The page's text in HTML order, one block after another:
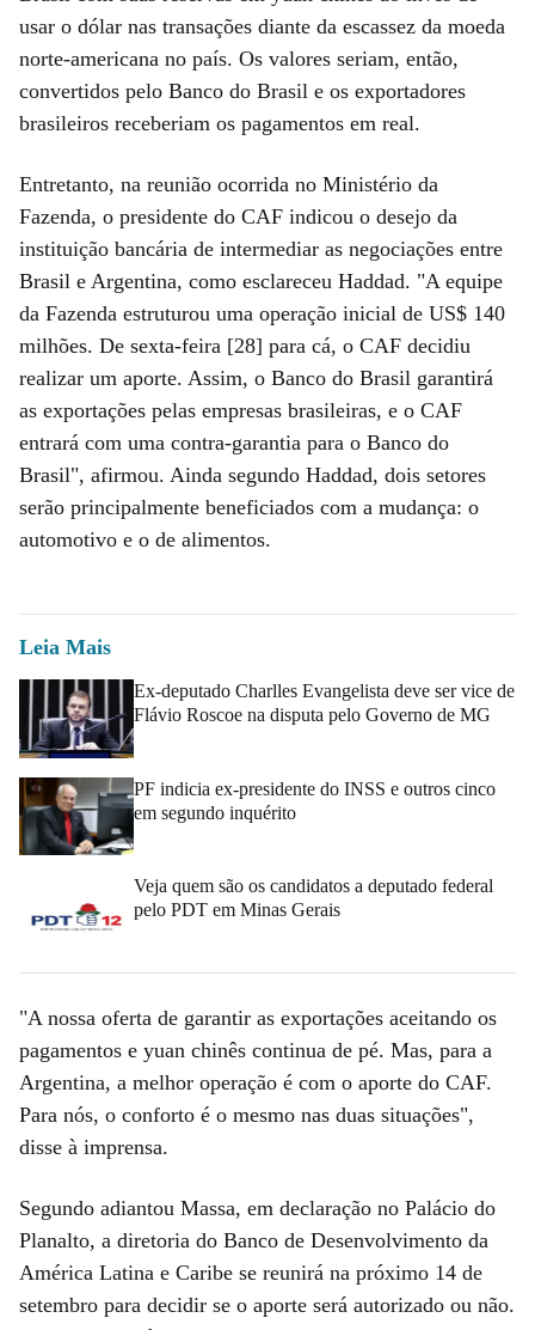
usar o dólar nas transações diante da escassez da moeda
norte-americana no país. Os valores seriam, então,
convertidos pelo Banco do Brasil e os exportadores
brasileiros receberiam os pagamentos em real.
Entretanto, na reunião ocorrida no Ministério da
Fazenda, o presidente do CAF indicou o desejo da
instituição bancária de intermediar as negociações entre
Brasil e Argentina, como esclareceu Haddad. "A equipe
da Fazenda estruturou uma operação inicial de US$ 140
milhões. De sexta-feira [28] para cá, o CAF decidiu
realizar um aporte. Assim, o Banco do Brasil garantirá
as exportações pelas empresas brasileiras, e o CAF
entrará com uma contra-garantia para o Banco do
Brasil", afirmou. Ainda segundo Haddad, dois setores
serão principalmente beneficiados com a mudança: o
automotivo e o de alimentos.
Leia Mais
Ex-deputado Charlles Evangelista deve ser vice de
Flávio Roscoe na disputa pelo Governo de MG
PF indicia ex-presidente do INSS e outros cinco
em segundo inquérito
Veja quem são os candidatos a deputado federal
pelo PDT em Minas Gerais
"A nossa oferta de garantir as exportações aceitando os
pagamentos e yuan chinês continua de pé. Mas, para a
Argentina, a melhor operação é com o aporte do CAF.
Para nós, o conforto é o mesmo nas duas situações",
disse à imprensa.
Segundo adiantou Massa, em declaração no Palácio do
Planalto, a diretoria do Banco de Desenvolvimento da
América Latina e Caribe se reunirá na próximo 14 de
setembro para decidir se o aporte será autorizado ou não.